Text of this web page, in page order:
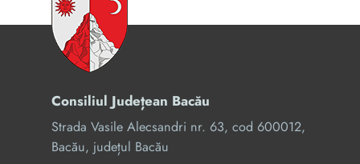
Consiliul Județean Bacău
Strada Vasile Alecsandri nr. 63, cod 600012,
Bacău, județul Bacău